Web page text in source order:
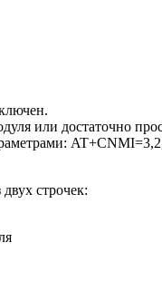
или достаточно
строчек: